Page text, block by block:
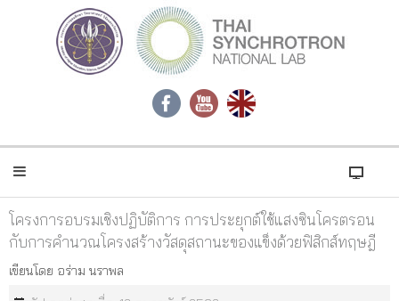
โครงการอบรมเชิงปฏิบัติการ การประยุกต์ใช้แสงซินโครตรอน
กับการคำนวณโครงสร้างวัสดุสถานะของแข็งด้วยฟิสิกส์ทฤษฎี
เขียนโดย อร่าม นราพล